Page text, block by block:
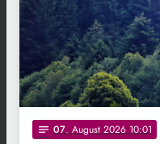
notes 07. August 2026 10:01